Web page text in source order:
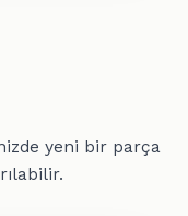
yeni bir parça